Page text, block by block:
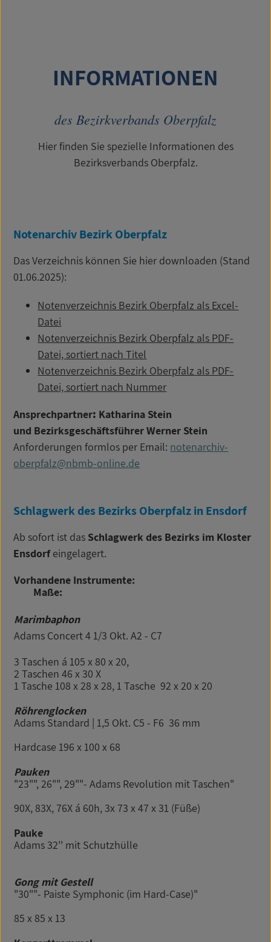
INFORMATIONEN
des Bezirkverbands Oberpfalz
Hier finden Sie spezielle Informationen des
Bezirksverbands Oberpfalz.
Notenarchiv Bezirk Oberpfalz
Das Verzeichnis können Sie hier downloaden (Stand
01.06.2025):
Notenverzeichnis Bezirk Oberpfalz als Excel-
Datei
Notenverzeichnis Bezirk Oberpfalz als PDF-
Datei, sortiert nach Titel
Notenverzeichnis Bezirk Oberpfalz als PDF-
Datei, sortiert nach Nummer
Ansprechpartner: Katharina Stein
und Bezirksgeschäftsführer Werner Stein
Anforderungen formlos per Email: notenarchiv-
oberpfalz@nbmb-online.de
Schlagwerk des Bezirks Oberpfalz in Ensdorf
Ab sofort ist das Schlagwerk des Bezirks im Kloster
Ensdorfeingelagert.
Vorhandene Instrumente:
Maße:
Marimbaphon
Adams Concert 4 1/3 Okt. A2 - C7
3 Taschen á 105 x 80 x 20,
2 Taschen 46 x 30 X
1 Tasche 108 x 28 x 28, 1 Tasche 92 x 20 x 20
Röhrenglocken
Adams Standard | 1,5 Okt. C5 - F6 36 mm
Hardcase 196 x 100 x 68
Pauken
"23"", 26"", 29""- Adams Revolution mit Taschen"
90X, 83X, 76X á 60h, 3x 73 x 47 x 31 (Füße)
Pauke
Adams 32'' mit Schutzhülle
Gong mit Gestell
"30""- Paiste Symphonic (im Hard-Case)"
85 x 85 x 13